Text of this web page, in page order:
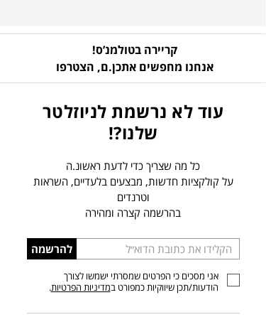
קריירה בטולמנ’ס!
אנחנו מחפשים אתכן.ם, הצטרפו
עוד לא נרשמת לניוזלטר
שלנו?!
כל מה שצריך כדי לדעת ראשונ.ה
על קולקציות חדשות, מבצעים בלעדיים, השראות
וטרנדים
בהרשמה קצרה ומהירה
הכניסו
כתובת
דוא”ל
להרשמה
אני מסכים כי הפרטים שמסרתי ישמשו לצורך
הודעות/תכן שיווקיות כמפורט במדיניות הפרטיות.